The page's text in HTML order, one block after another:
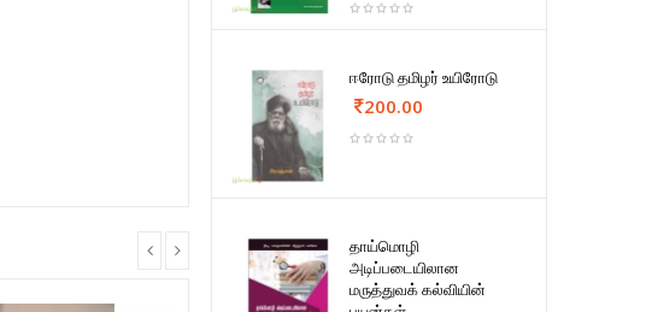
ஈரோடு தமிழர் உயிரோடு
200.00
தாய்மொழி
அடிப்படையிலான
மருத்துவக் கல்வியின்